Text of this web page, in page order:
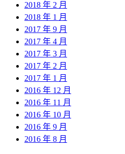
2018 年 2 月
2018 年 1 月
2017 年 9 月
2017 年 4 月
2017 年 3 月
2017 年 2 月
2017 年 1 月
2016 年 12 月
2016 年 11 月
2016 年 10 月
2016 年 9 月
2016 年 8 月